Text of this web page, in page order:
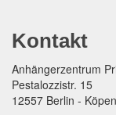
Kontakt
Anhängerzentrum
Pestalozzistr. 15
12557 Berlin -